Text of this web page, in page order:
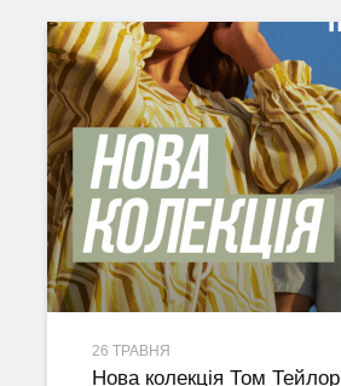
26 ТРАВНЯ
Нова колекція Том Тейлор